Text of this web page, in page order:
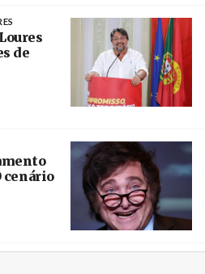
de
cenário